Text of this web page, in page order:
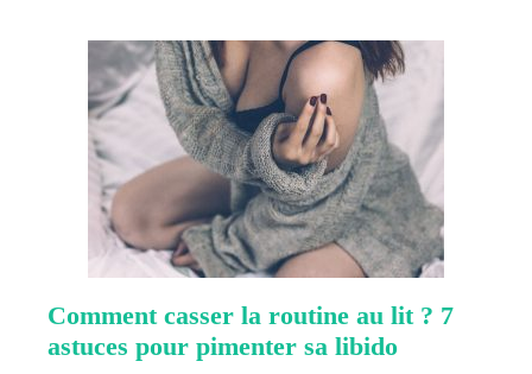
Comment casser la routine au lit ? 7
astuces pour pimenter sa libido